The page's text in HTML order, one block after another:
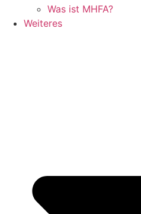
Was ist MHFA?
Weiteres